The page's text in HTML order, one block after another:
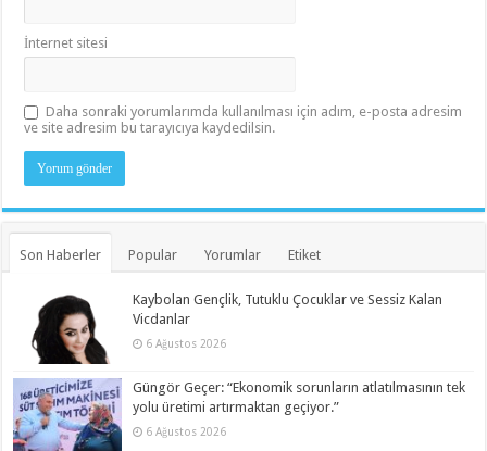
İnternet sitesi
Daha sonraki yorumlarımda kullanılması için adım, e-posta adresim
ve site adresim bu tarayıcıya kaydedilsin.
Son Haberler Popular Yorumlar Etiket
Kaybolan Gençlik, Tutuklu Çocuklar ve Sessiz Kalan
Vicdanlar
6 Ağustos 2026
Güngör Geçer: “Ekonomik sorunların atlatılmasının tek
yolu üretimi artırmaktan geçiyor.”
6 Ağustos 2026